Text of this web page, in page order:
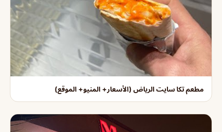
مطعم تكا سايت الرياض (الأسعار+ المنيو+ الموقع)